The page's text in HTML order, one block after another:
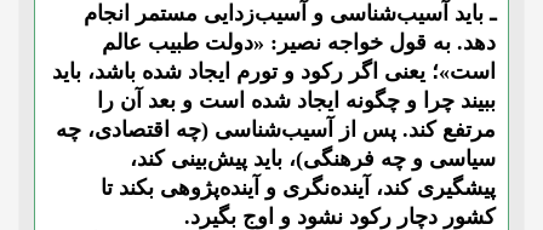
ـ باید آسیب‌شناسی و آسیب‌زدایی مستمر انجام
دهد. به قول خواجه نصیر: «دولت طبیب عالم
است»؛ یعنی اگر رکود و تورم ایجاد شده باشد، باید
ببیند چرا و چگونه ایجاد شده است و بعد آن را
مرتفع کند. پس از آسیب‌شناسی (چه اقتصادی، چه
سیاسی و چه فرهنگی)، باید پیش‌بینی کند،
پیشگیری کند، آینده‌نگری و آینده‌پژوهی بکند تا
کشور دچار رکود نشود و اوج بگیرد.